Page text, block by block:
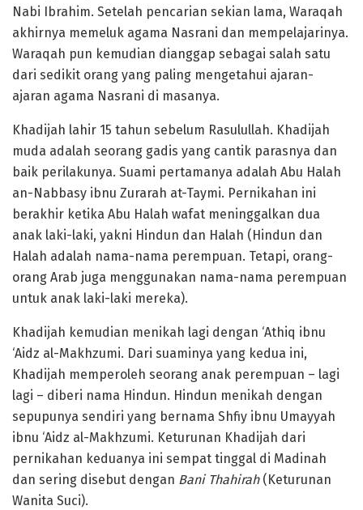
Nabi Ibrahim. Setelah pencarian sekian lama, Waraqah
akhirnya memeluk agama Nasrani dan mempelajarinya.
Waraqah pun kemudian dianggap sebagai salah satu
dari sedikit orang yang paling mengetahui ajaran-
ajaran agama Nasrani di masanya.
Khadijah lahir 15 tahun sebelum Rasulullah. Khadijah
muda adalah seorang gadis yang cantik parasnya dan
baik perilakunya. Suami pertamanya adalah Abu Halah
an-Nabbasy ibnu Zurarah at-Taymi. Pernikahan ini
berakhir ketika Abu Halah wafat meninggalkan dua
anak laki-laki, yakni Hindun dan Halah (Hindun dan
Halah adalah nama-nama perempuan. Tetapi, orang-
orang Arab juga menggunakan nama-nama perempuan
untuk anak laki-laki mereka).
Khadijah kemudian menikah lagi dengan ‘Athiq ibnu
‘Aidz al-Makhzumi. Dari suaminya yang kedua ini,
Khadijah memperoleh seorang anak perempuan – lagi
lagi – diberi nama Hindun. Hindun menikah dengan
sepupunya sendiri yang bernama Shfiy ibnu Umayyah
ibnu ‘Aidz al-Makhzumi. Keturunan Khadijah dari
pernikahan keduanya ini sempat tinggal di Madinah
dan sering disebut dengan Bani Thahirah(Keturunan
Wanita Suci).